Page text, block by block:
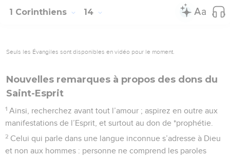
1 Corinthiens 14
Seuls les Évangiles sont disponibles en vidéo pour le moment.
Nouvelles remarques à propos des dons du
Saint-Esprit
1 Ainsi, recherchez avant tout l’amour ; aspirez en outre aux
manifestations de l’Esprit, et surtout au don de *prophétie.
2 Celui qui parle dans une langue inconnue s’adresse à Dieu
et non aux hommes : personne ne comprend les paroles